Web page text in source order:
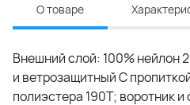
О товаре
Внешний слой: 100% нейлон
и ветрозащитный С
полиэстера 190T; воротник